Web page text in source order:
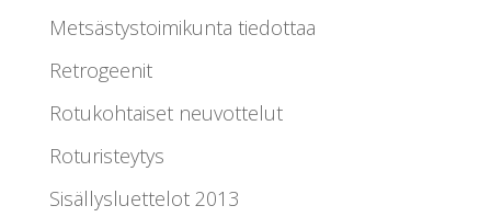
Metsästystoimikunta tiedottaa
Retrogeenit
Rotukohtaiset neuvottelut
Roturisteytys
Sisällysluettelot 2013